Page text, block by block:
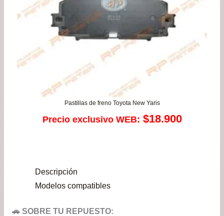
Pastillas de freno Toyota New Yaris
Precio exclusivo WEB: $18.900
Descripción
Modelos compatibles
🚗 SOBRE TU REPUESTO: